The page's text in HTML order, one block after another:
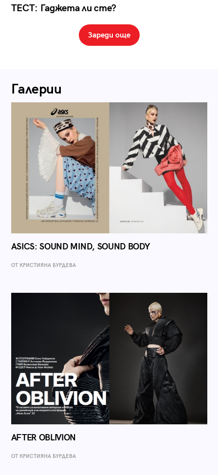
ТЕСТ: Гаджета ли сте?
Зареди още
Галерии
ASICS: SOUND MIND, SOUND BODY
ОТ КРИСТИЯНА БУРДЕВА
AFTER OBLIVION
ОТ КРИСТИЯНА БУРДЕВА